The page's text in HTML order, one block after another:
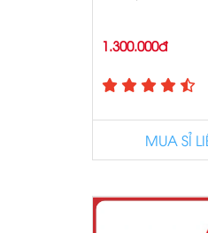
1.300.000đ
MUA SỈ